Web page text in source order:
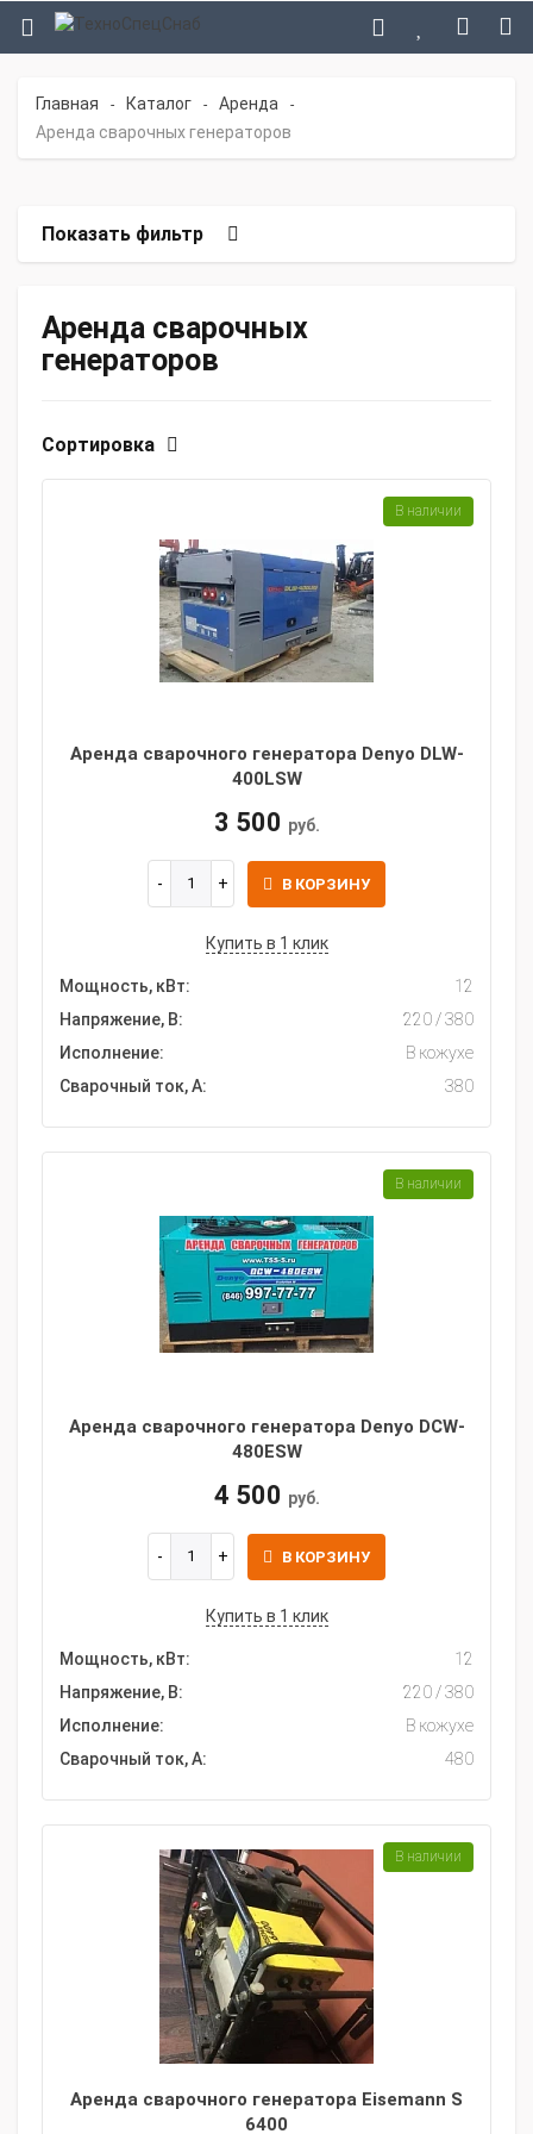
Главная - Каталог - Аренда -
Аренда сварочных генераторов
Показать фильтр
Аренда сварочных
генераторов
Сортировка
Аренда сварочного генератора Denyo DLW-
400LSW
3 500 руб.
В КОРЗИНУ
Купить в 1 клик
Мощность, кВт:
12
Напряжение, В:
220 / 380
Исполнение:
В кожухе
Сварочный ток, А:
380
В наличии
Аренда сварочного генератора Denyo DCW-
480ESW
4 500 руб.
В КОРЗИНУ
Купить в 1 клик
Мощность, кВт:
12
Напряжение, В:
220 / 380
Исполнение:
В кожухе
Сварочный ток, А:
480
В наличии
Аренда сварочного генератора Eisemann S
6400
В наличии